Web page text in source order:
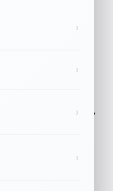
›
›
›
›
cenu,
akcie